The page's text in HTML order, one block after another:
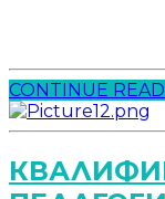
CONTINUE